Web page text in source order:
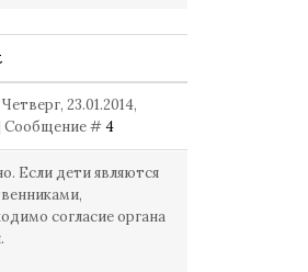
23.01.2014,
Сообщение #4
Если дети являются
согласие органа